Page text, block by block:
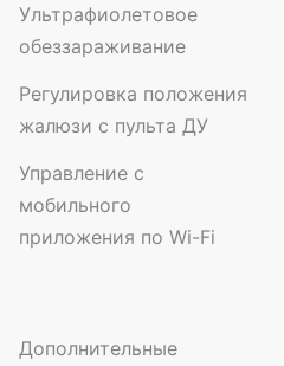
Ультрафиолетовое
обеззараживание
Регулировка положения
жалюзи с пульта ДУ
Управление c
мобильного
приложения по Wi-Fi
Дополнительные